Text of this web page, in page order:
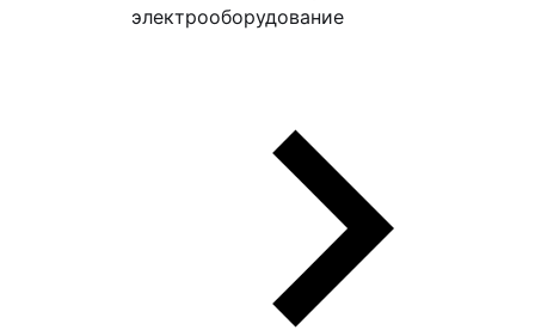
электрооборудование